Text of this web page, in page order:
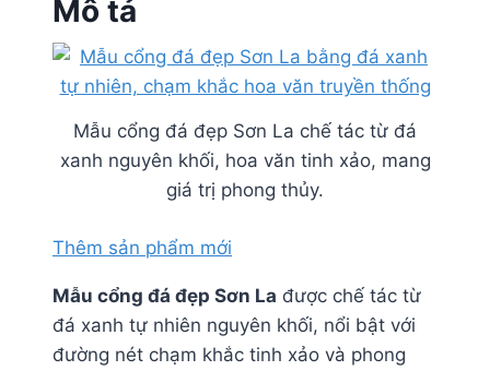
Mô tả
Mẫu cổng đá đẹp Sơn La chế tác từ đá
xanh nguyên khối, hoa văn tinh xảo, mang
giá trị phong thủy.
Thêm sản phẩm mới
Mẫu cổng đá đẹp Sơn La được chế tác từ
đá xanh tự nhiên nguyên khối, nổi bật với
đường nét chạm khắc tinh xảo và phong